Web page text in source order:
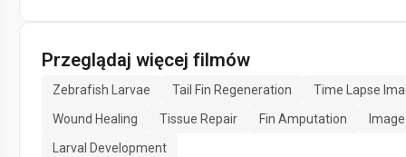
Przeglądaj więcej filmów
Zebrafish Larvae Tail Fin Regeneration
Time Lapse
Wound Healing
Tissue Repair Fin Amputation
Larval Development